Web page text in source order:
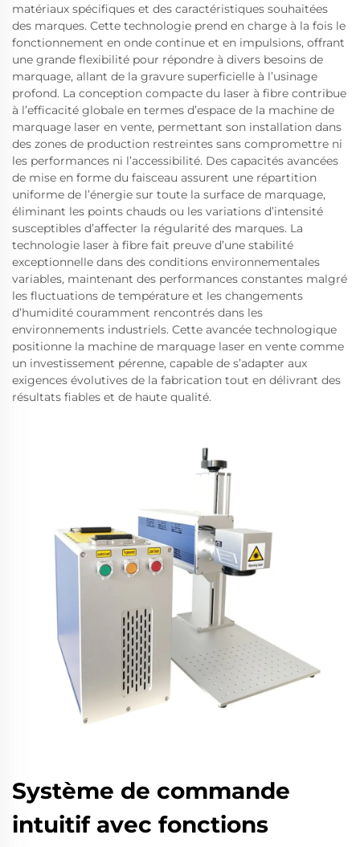
matériaux spécifiques et des caractéristiques souhaitées
des marques. Cette technologie prend en charge à la fois le
fonctionnement en onde continue et en impulsions, offrant
une grande flexibilité pour répondre à divers besoins de
marquage, allant de la gravure superficielle à l’usinage
profond. La conception compacte du laser à fibre contribue
à l’efficacité globale en termes d’espace de la machine de
marquage laser en vente, permettant son installation dans
des zones de production restreintes sans compromettre ni
les performances ni l’accessibilité. Des capacités avancées
de mise en forme du faisceau assurent une répartition
uniforme de l’énergie sur toute la surface de marquage,
éliminant les points chauds ou les variations d’intensité
susceptibles d’affecter la régularité des marques. La
technologie laser à fibre fait preuve d’une stabilité
exceptionnelle dans des conditions environnementales
variables, maintenant des performances constantes malgré
les fluctuations de température et les changements
d’humidité couramment rencontrés dans les
environnements industriels. Cette avancée technologique
positionne la machine de marquage laser en vente comme
un investissement pérenne, capable de s’adapter aux
exigences évolutives de la fabrication tout en délivrant des
résultats fiables et de haute qualité.
Système de commande
intuitif avec fonctions